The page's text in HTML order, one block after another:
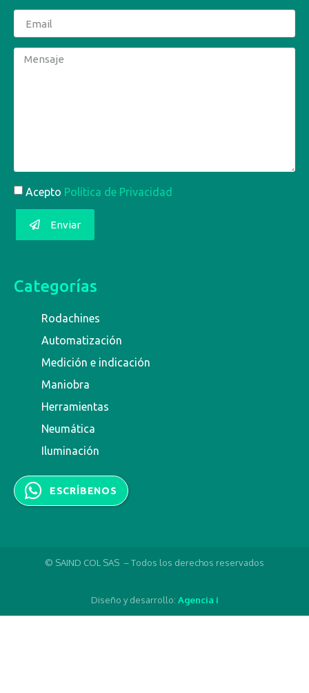
Acepto Política de Privacidad
Enviar
Categorías
Rodachines
Automatización
Medición e indicación
Maniobra
Herramientas
Neumática
Iluminación
ESCRÍBENOS
© SAIND COL SAS – Todos los derechos reservados
Diseño y desarrollo: Agencia i